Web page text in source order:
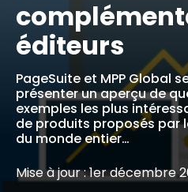
éditeurs
PageSuite et MPP Global
présenter un aperçu de
exemples les plus
de produits proposés par
du monde entier…
Mise à jour : 1er décembre